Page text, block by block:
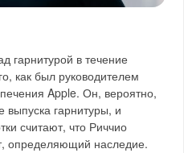
гарнитурой в течение
как был руководителем
Apple. Он, вероятно,
выпуска гарнитуры, и
считают, что Риччио
определяющий наследие.